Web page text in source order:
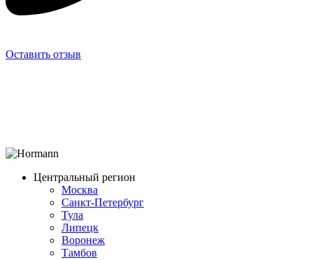
Оставить отзыв
Центральный регион
Москва
Санкт-Петербург
Тула
Липецк
Воронеж
Тамбов